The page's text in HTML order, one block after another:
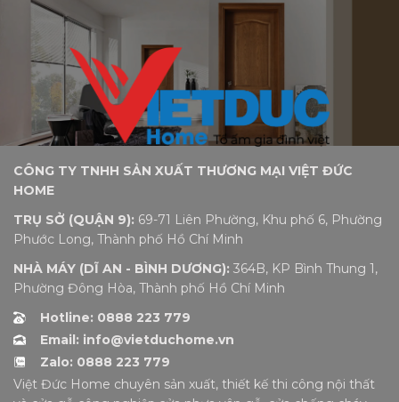
CÔNG TY TNHH SẢN XUẤT THƯƠNG MẠI VIỆT ĐỨC
HOME
TRỤ SỞ (QUẬN 9): 69-71 Liên Phường, Khu phố 6, Phường
Phước Long, Thành phố Hồ Chí Minh
NHÀ MÁY (DĨ AN - BÌNH DƯƠNG): 364B, KP Bình Thung 1,
Phường Đông Hòa, Thành phố Hồ Chí Minh
Hotline: 0888 223 779
Email: info@vietduchome.vn
Zalo: 0888 223 779
Việt Đức Home chuyên sản xuất, thiết kế thi công nội thất